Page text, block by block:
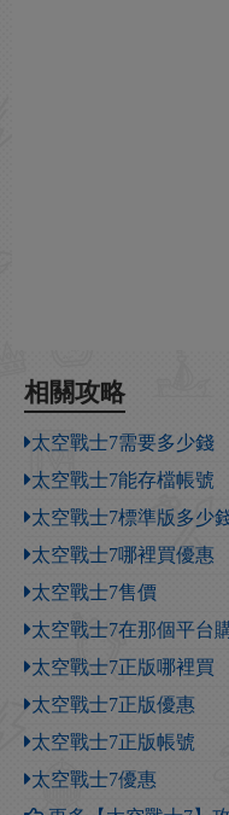
相關攻略
太空戰士7需要多少錢
太空戰士7能存檔帳號
太空戰士7標準版多少
太空戰士7哪裡買優惠
太空戰士7售價
太空戰士7在那個平台
太空戰士7正版哪裡買
太空戰士7正版優惠
太空戰士7正版帳號
太空戰士7優惠